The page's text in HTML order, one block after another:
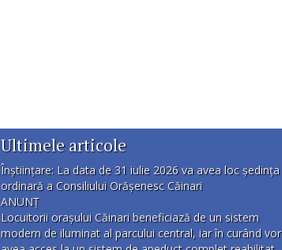
Ultimele articole
Înștiințare: La data de 31 iulie 2026 va avea loc ședința
ordinară a Consiliului Orășenesc Căinari
ANUNȚ
Locuitorii orașului Căinari beneficiază de un sistem
modern de iluminat al parcului central, iar în curând vor